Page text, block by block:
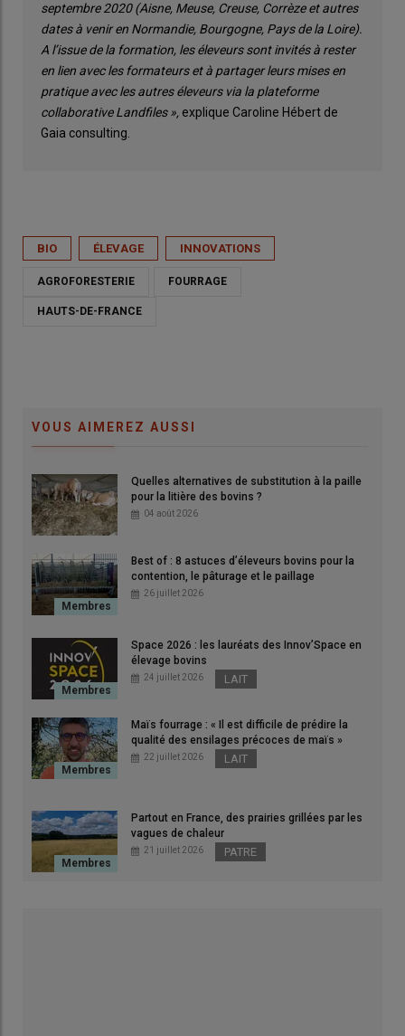
septembre 2020 (Aisne, Meuse, Creuse, Corrèze et autres
dates à venir en Normandie, Bourgogne, Pays de la Loire).
A l’issue de la formation, les éleveurs sont invités à rester
en lien avec les formateurs et à partager leurs mises en
pratique avec les autres éleveurs via la plateforme
collaborative Landfiles », explique Caroline Hébert de
Gaia consulting.
BIO ÉLEVAGE INNOVATIONS
AGROFORESTERIE FOURRAGE
HAUTS-DE-FRANCE
VOUS AIMEREZ AUSSI
Quelles alternatives de substitution à la paille
pour la litière des bovins ?
04 août 2026
Best of : 8 astuces d’éleveurs bovins pour la
contention, le pâturage et le paillage
26 juillet 2026
Space 2026 : les lauréats des Innov’Space en
élevage bovins
24 juillet 2026 LAIT
Maïs fourrage : « Il est difficile de prédire la
qualité des ensilages précoces de maïs »
22 juillet 2026 LAIT
Partout en France, des prairies grillées par les
vagues de chaleur
21 juillet 2026 PATRE